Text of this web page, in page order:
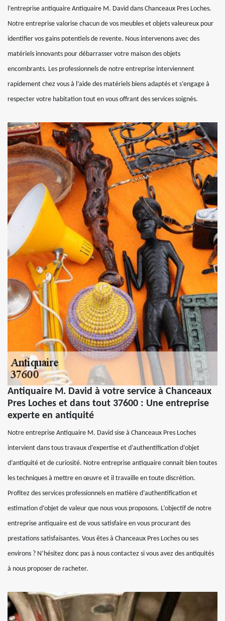
l’entreprise antiquaire Antiquaire M. David dans Chanceaux Pres Loches.
Notre entreprise valorise chacun de vos meubles et objets valeureux pour
identifier vos gains potentiels de revente. Nous intervenons avec des
matériels innovants pour débarrasser votre maison des objets
encombrants. Les professionnels de notre entreprise interviennent
rapidement chez vous à l’aide des matériels biens adaptés et s’engage à
respecter votre habitation tout en vous offrant des services soignés.
Antiquaire M. David à votre service à Chanceaux
Pres Loches et dans tout 37600 : Une entreprise
experte en antiquité
Notre entreprise Antiquaire M. David sise à Chanceaux Pres Loches
intervient dans tous travaux d’expertise et d’authentification d’objet
d’antiquité et de curiosité. Notre entreprise antiquaire connait bien toutes
les techniques à mettre en œuvre et il travaille en toute discrétion.
Profitez des services professionnels en matière d’authentification et
estimation d’objet de valeur que nous vous proposons. L’objectif de notre
entreprise antiquaire est de vous satisfaire en vous procurant des
prestations satisfaisantes. Vous êtes à Chanceaux Pres Loches ou ses
environs ? N’hésitez donc pas à nous contactez si vous avez des antiquités
à nous proposer de racheter.